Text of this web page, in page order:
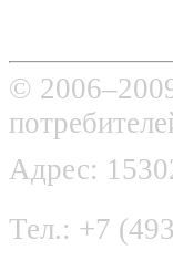
©
Адрес:
Тел.: +7